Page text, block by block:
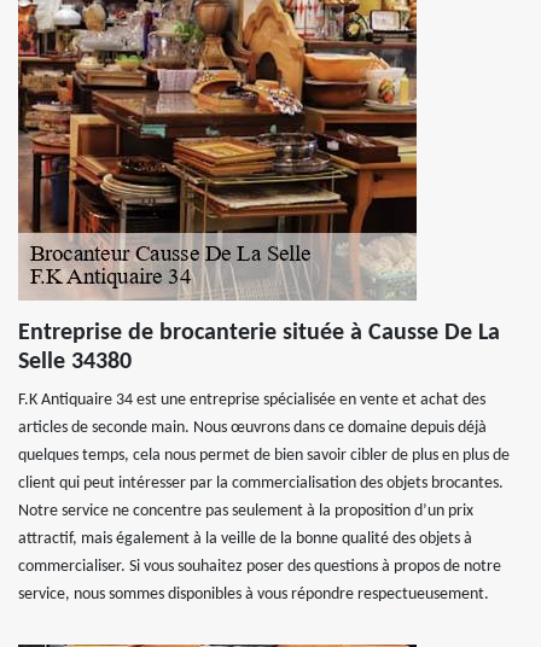
Entreprise de brocanterie située à Causse De La
Selle 34380
F.K Antiquaire 34 est une entreprise spécialisée en vente et achat des
articles de seconde main. Nous œuvrons dans ce domaine depuis déjà
quelques temps, cela nous permet de bien savoir cibler de plus en plus de
client qui peut intéresser par la commercialisation des objets brocantes.
Notre service ne concentre pas seulement à la proposition d’un prix
attractif, mais également à la veille de la bonne qualité des objets à
commercialiser. Si vous souhaitez poser des questions à propos de notre
service, nous sommes disponibles à vous répondre respectueusement.